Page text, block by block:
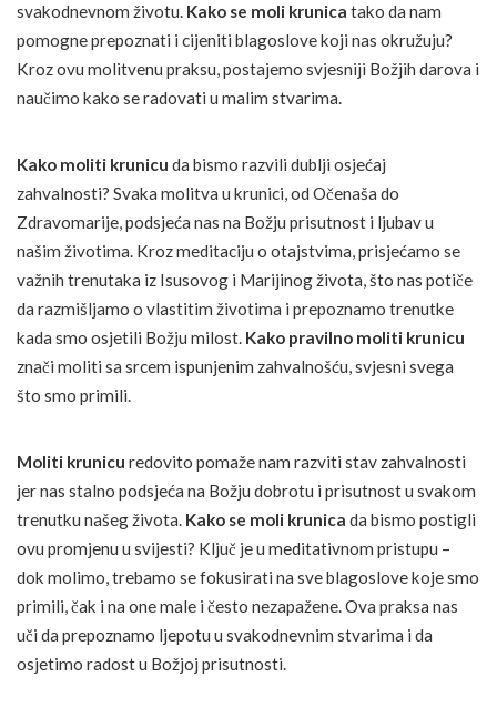
svakodnevnom životu. Kako se moli krunica tako da nam
pomogne prepoznati i cijeniti blagoslove koji nas okružuju?
Kroz ovu molitvenu praksu, postajemo svjesniji Božjih darova i
naučimo kako se radovati u malim stvarima.
Kako moliti krunicu da bismo razvili dublji osjećaj
zahvalnosti? Svaka molitva u krunici, od Očenaša do
Zdravomarije, podsjeća nas na Božju prisutnost i ljubav u
našim životima. Kroz meditaciju o otajstvima, prisjećamo se
važnih trenutaka iz Isusovog i Marijinog života, što nas potiče
da razmišljamo o vlastitim životima i prepoznamo trenutke
kada smo osjetili Božju milost. Kako pravilno moliti krunicu
znači moliti sa srcem ispunjenim zahvalnošću, svjesni svega
što smo primili.
Moliti krunicu redovito pomaže nam razviti stav zahvalnosti
jer nas stalno podsjeća na Božju dobrotu i prisutnost u svakom
trenutku našeg života. Kako se moli krunica da bismo postigli
ovu promjenu u svijesti? Ključ je u meditativnom pristupu –
dok molimo, trebamo se fokusirati na sve blagoslove koje smo
primili, čak i na one male i često nezapažene. Ova praksa nas
uči da prepoznamo ljepotu u svakodnevnim stvarima i da
osjetimo radost u Božjoj prisutnosti.